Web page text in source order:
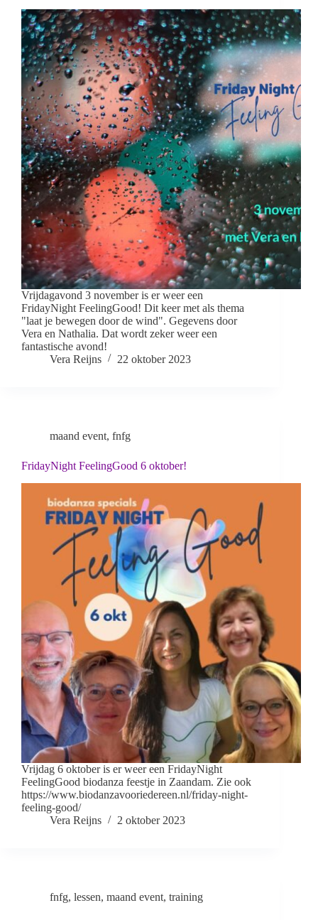
Vrijdagavond 3 november is er weer een
FridayNight FeelingGood! Dit keer met als thema
"laat je bewegen door de wind". Gegevens door
Vera en Nathalia. Dat wordt zeker weer een
fantastische avond!
Vera Reijns
22 oktober 2023
maand event, fnfg
FridayNight FeelingGood 6 oktober!
Vrijdag 6 oktober is er weer een FridayNight
FeelingGood biodanza feestje in Zaandam. Zie ook
https://www.biodanzavooriedereen.nl/friday-night-
feeling-good/
Vera Reijns
2 oktober 2023
fnfg, lessen, maand event, training